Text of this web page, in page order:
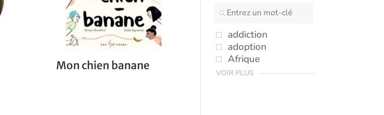
Mon chien banane
addiction
adoption
Afrique
VOIR PLUS